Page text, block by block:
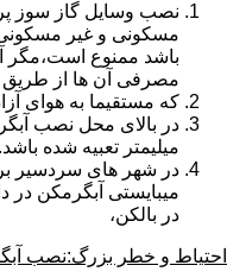
نصب وسایل گاز سوز
باشد ممنوع است،مگر
مصرفی آن ها از طریق
که مستقیما به هوای
میلیمتر تعبیه شده باشد.
در شهر های سردسیر
میبایستی آبگرمکن
در بالکن،
احتیاط و خطر بزرگ:نصب